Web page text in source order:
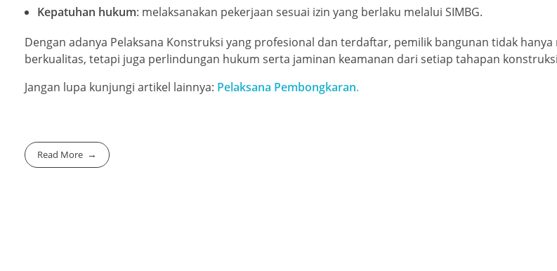
Kepatuhan hukum: melaksanakan pekerjaan sesuai izin yang berlaku melalui SIMBG.
Dengan adanya Pelaksana Konstruksi yang profesional dan terdaftar, pemilik bangunan tidak
berkualitas, tetapi juga perlindungan hukum serta jaminan keamanan dari setiap tahapan
Jangan lupa kunjungi artikel lainnya: Pelaksana Pembongkaran.
Read More